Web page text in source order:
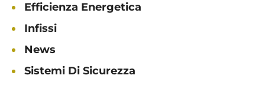
Efficienza Energetica
Infissi
News
Sistemi Di Sicurezza